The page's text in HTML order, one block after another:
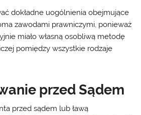
dokładne uogólnienia obejmujące
zawodami prawniczymi, ponieważ
miało własną osobliwą metodę
pomiędzy wszystkie rodzaje
przed Sądem
przed sądem lub ławą